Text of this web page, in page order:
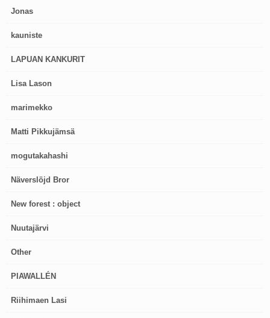
Jonas
kauniste
LAPUAN KANKURIT
Lisa Lason
marimekko
Matti Pikkujämsä
mogutakahashi
Näverslöjd Bror
New forest : object
Nuutajärvi
Other
PIAWALLÉN
Riihimaen Lasi